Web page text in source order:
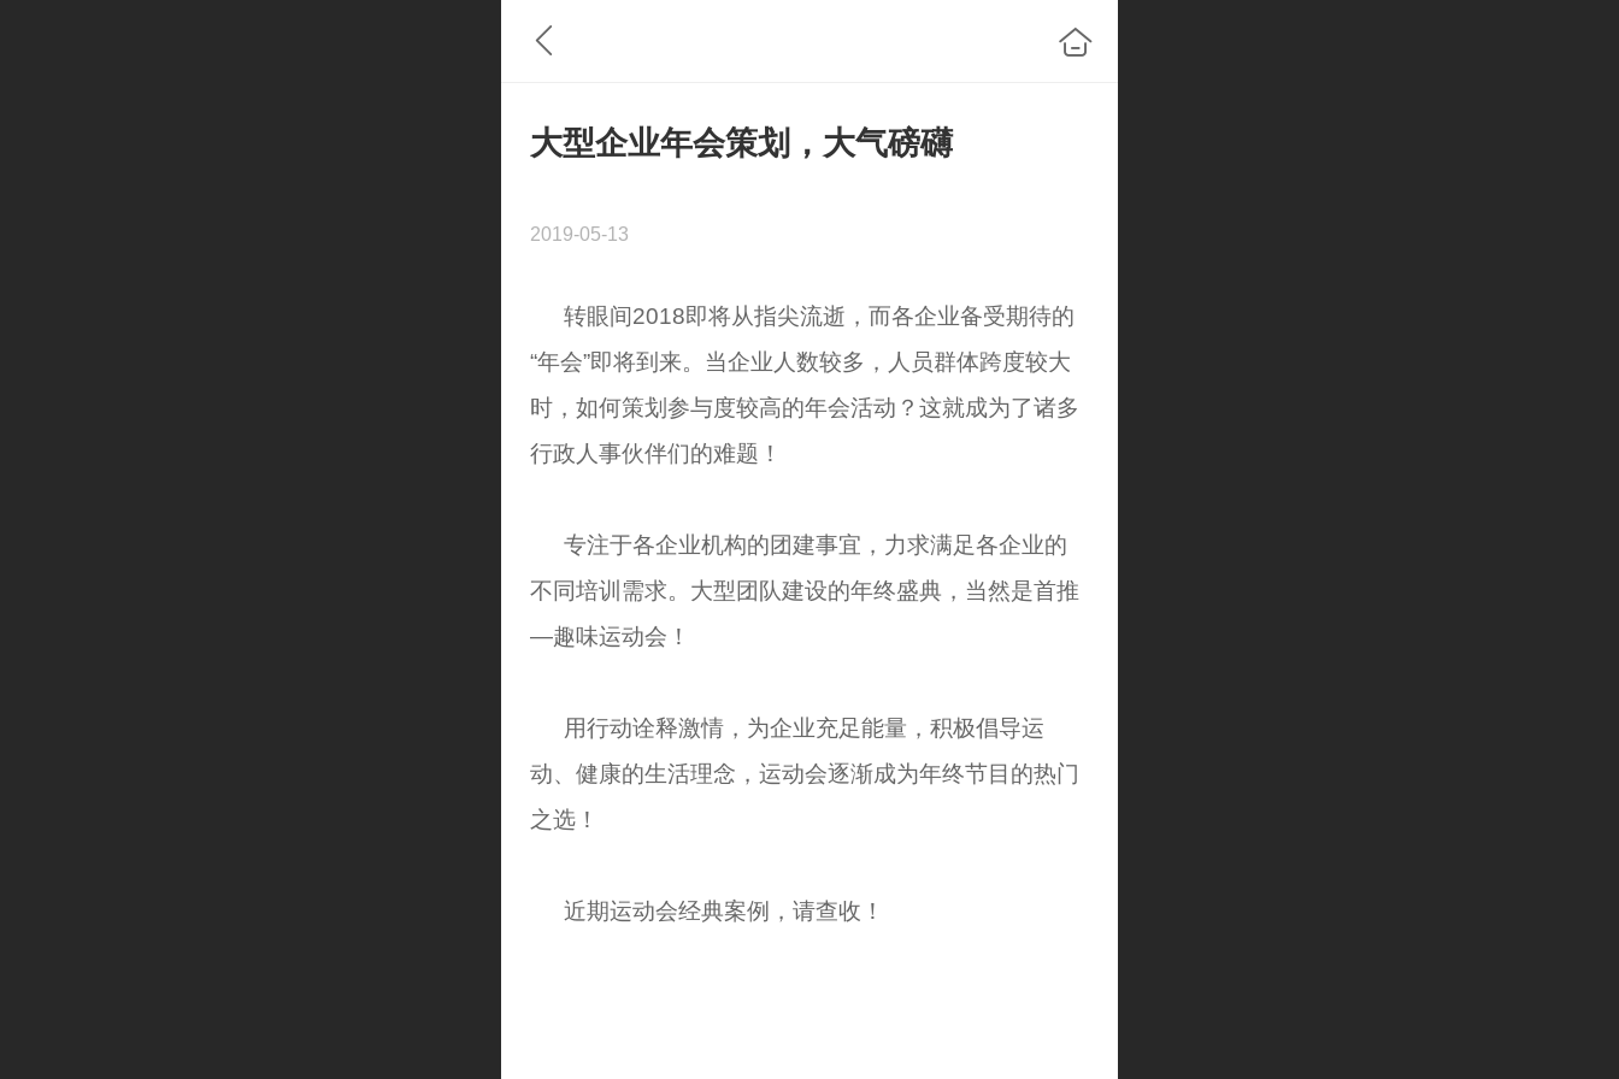
大型企业年会策划，大气磅礴
2019-05-13
转眼间2018即将从指尖流逝，而各企业备受期待的
“年会”即将到来。当企业人数较多，人员群体跨度较大
时，如何策划参与度较高的年会活动？这就成为了诸多
行政人事伙伴们的难题！
专注于各企业机构的团建事宜，力求满足各企业的
不同培训需求。大型团队建设的年终盛典，当然是首推
—趣味运动会！
用行动诠释激情，为企业充足能量，积极倡导运
动、健康的生活理念，运动会逐渐成为年终节目的热门
之选！
近期运动会经典案例，请查收！